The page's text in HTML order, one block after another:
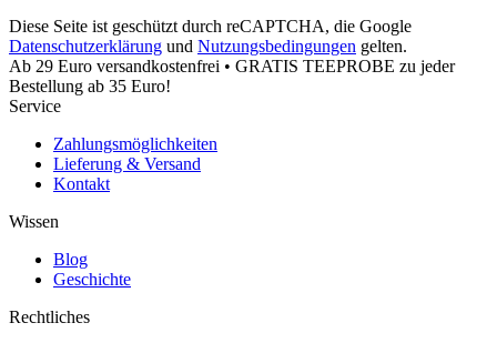
Diese Seite ist geschützt durch reCAPTCHA, die Google
Datenschutzerklärung und Nutzungsbedingungen gelten.
Ab 29 Euro versandkostenfrei • GRATIS TEEPROBE zu jeder
Bestellung ab 35 Euro!
Service
Zahlungsmöglichkeiten
Lieferung & Versand
Kontakt
Wissen
Blog
Geschichte
Rechtliches